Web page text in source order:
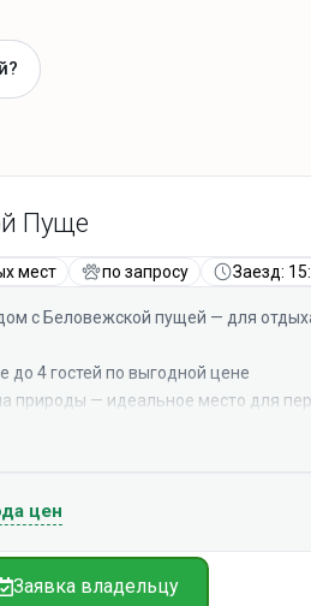
Пуще
мест по запросу Заезд:
с Беловежской пущей — для
4 гостей по выгодной цене
природы — идеальное место для
лес, озеро и быстрый доступ к
в 5 минутах езды от
и в 10 минутах езды от
Снаружи есть 2 террасы, где можно
цен
Заявка владельцу